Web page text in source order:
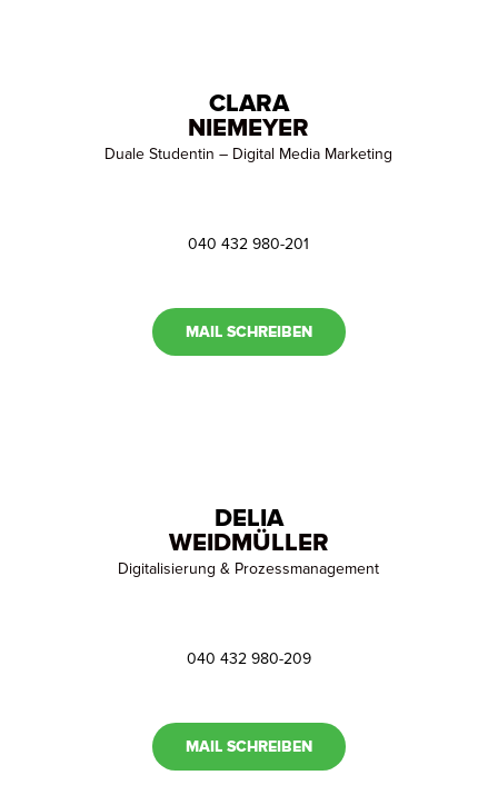
CLARA
NIEMEYER
Duale Studentin – Digital Media Marketing
040 432 980-201
MAIL SCHREIBEN
DELIA
WEIDMÜLLER
Digitalisierung & Prozessmanagement
040 432 980-209
MAIL SCHREIBEN